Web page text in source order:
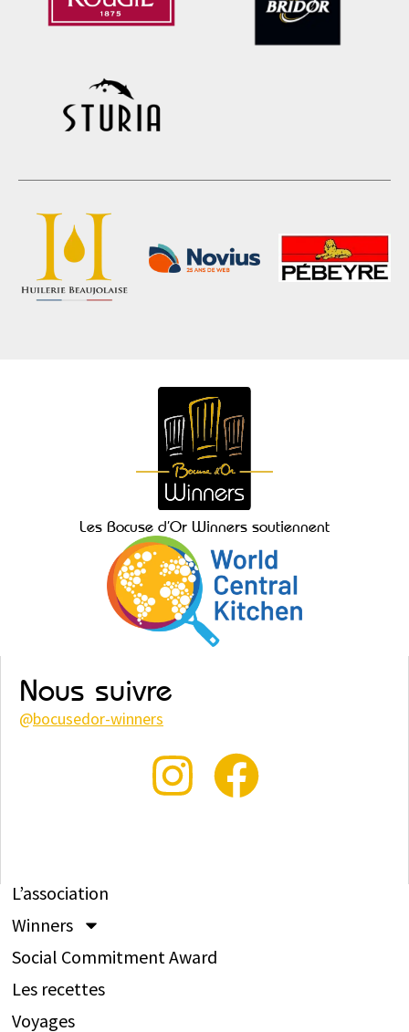
Les Bocuse d’Or Winners soutiennent
Nous suivre
@bocusedor-winners
L’association
Winners
Social Commitment Award
Les recettes
Voyages